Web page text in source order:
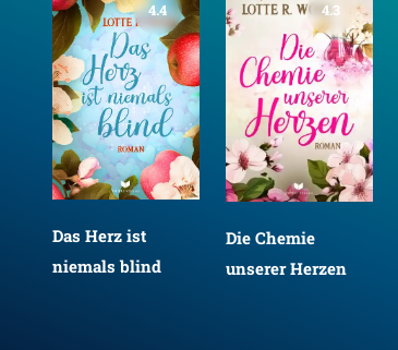
4.4
Das Herz ist
niemals blind
4.3
Die Chemie
unserer Herzen